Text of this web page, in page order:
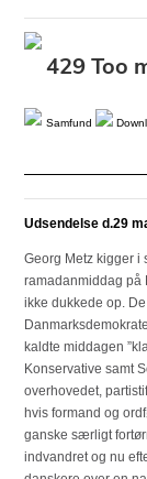
Samfund
Udsendelse d.29
Georg Metz kigger i
ramadanmiddag på
ikke dukkede op.
kaldte middagen
Konservative samt
overhovedet,
hvis formand og
ganske særligt
indvandret og nu